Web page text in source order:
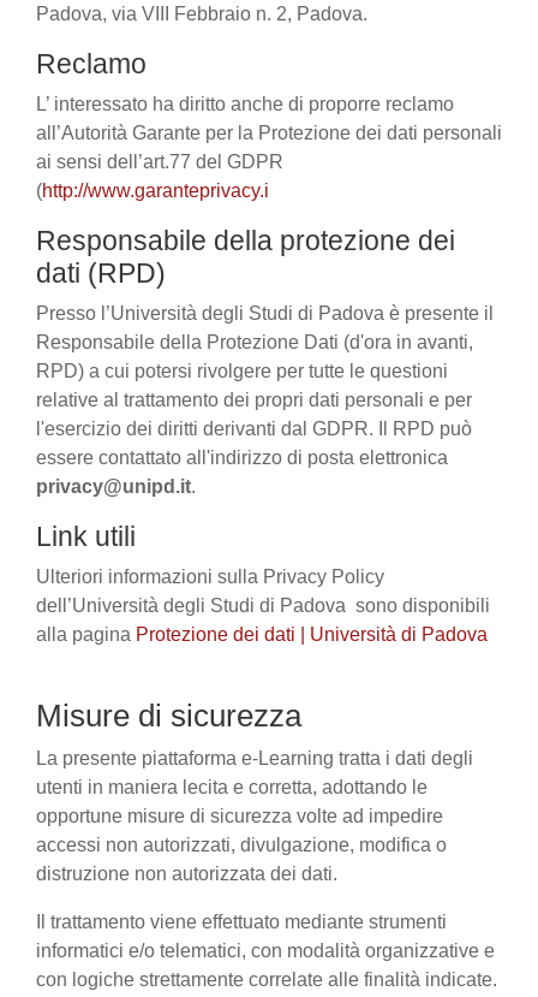
Padova, via VIII Febbraio n. 2, Padova.
Reclamo
L’ interessato ha diritto anche di proporre reclamo
all’Autorità Garante per la Protezione dei dati personali
ai sensi dell’art.77 del GDPR
(http://www.garanteprivacy.i
Responsabile della protezione dei
dati (RPD)
Presso l’Università degli Studi di Padova è presente il
Responsabile della Protezione Dati (d'ora in avanti,
RPD) a cui potersi rivolgere per tutte le questioni
relative al trattamento dei propri dati personali e per
l'esercizio dei diritti derivanti dal GDPR. Il RPD può
essere contattato all'indirizzo di posta elettronica
privacy@unipd.it.
Link utili
Ulteriori informazioni sulla Privacy Policy
dell’Università degli Studi di Padova sono disponibili
alla pagina Protezione dei dati | Università di Padova
Misure di sicurezza
La presente piattaforma e-Learning tratta i dati degli
utenti in maniera lecita e corretta, adottando le
opportune misure di sicurezza volte ad impedire
accessi non autorizzati, divulgazione, modifica o
distruzione non autorizzata dei dati.
Il trattamento viene effettuato mediante strumenti
informatici e/o telematici, con modalità organizzative e
con logiche strettamente correlate alle finalità indicate.